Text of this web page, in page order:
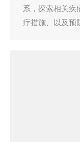
系，探索相关疾
疗措施、以及预